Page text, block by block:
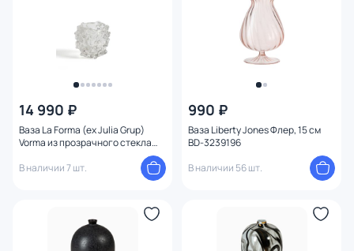
14 990 ₽
Ваза La Forma (ex Julia Grup)
Vorma из прозрачного стекла
В наличии 7 шт.
990 ₽
Ваза Liberty Jones Флер, 15 см
BD-3239196
В наличии 56 шт.